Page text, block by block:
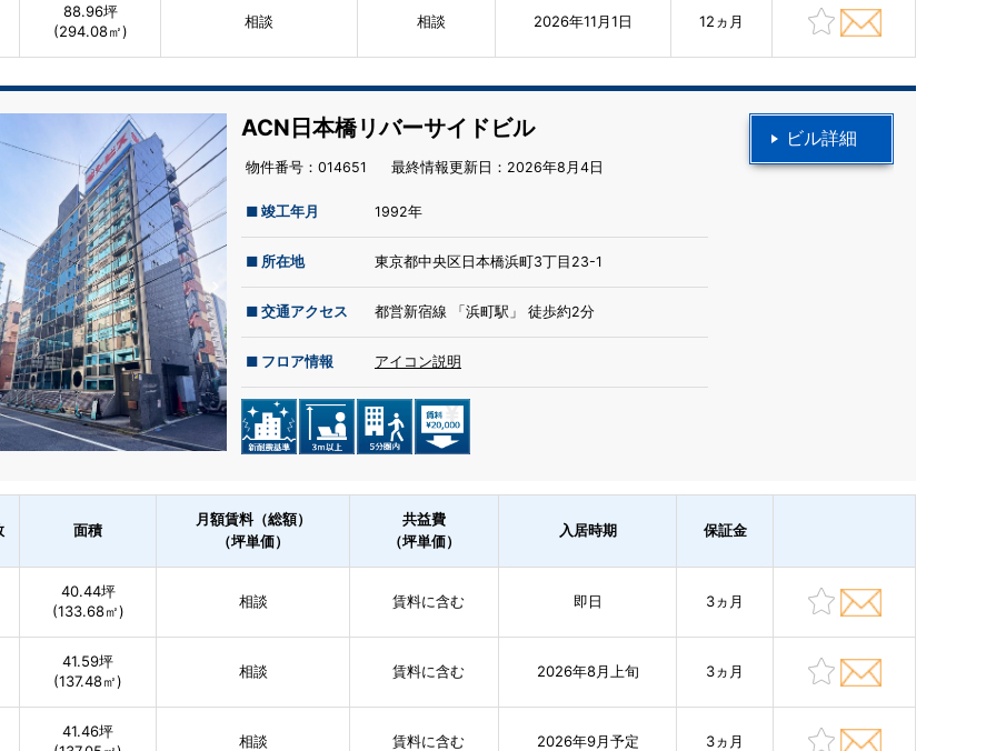
88.96坪
(294.08㎡)
相談 相談 2026年11月1日 12ヵ月
ビル詳細
ACN日本橋リバーサイドビル
物件番号：014651 最終情報更新⽇：2026年8月4日
■ 竣工年月 1992年
■ 所在地 東京都中央区日本橋浜町3丁目23-1
■ 交通アクセス 都営新宿線 「浜町駅」 徒歩約2分
■ フロア情報 アイコン説明
面積
月額賃料（総額）
（坪単価）
共益費
（坪単価）
入居時期 保証金
40.44坪
(133.68㎡)
相談 賃料に含む 即日 3ヵ月
41.59坪
(137.48㎡)
相談 賃料に含む 2026年8月上旬 3ヵ月
41.46坪
相談 賃料に含む 2026年9月予定 3ヵ月